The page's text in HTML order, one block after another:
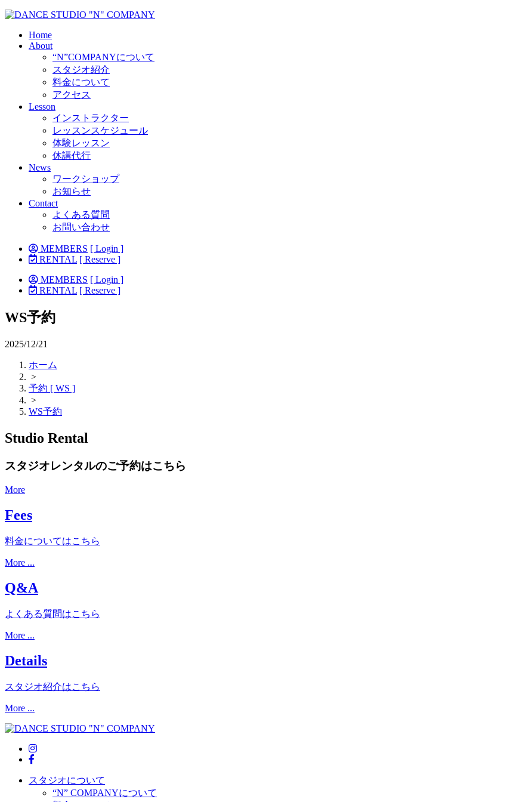
Home
About
“N”COMPANYについて
スタジオ紹介
料金について
アクセス
Lesson
インストラクター
レッスンスケジュール
体験レッスン
休講代行
News
ワークショップ
お知らせ
Contact
よくある質問
お問い合わせ
MEMBERS [ Login ]
RENTAL [ Reserve ]
MEMBERS [ Login ]
RENTAL [ Reserve ]
WS予約
2025/12/21
ホーム
>
予約 [ WS ]
>
WS予約
Studio Rental
スタジオレンタルのご予約はこちら
More
Fees
料金についてはこちら
More ...
Q&A
よくある質問はこちら
More ...
Details
スタジオ紹介はこちら
More ...
スタジオについて
“N” COMPANYについて